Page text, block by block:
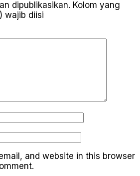
dipublikasikan. Kolom yang
wajib diisi
and website in this browser